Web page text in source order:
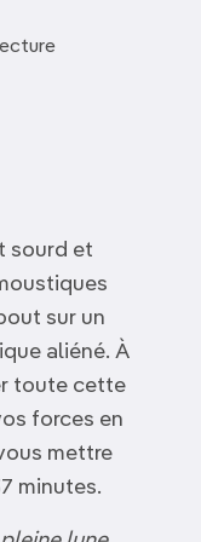
sourd et
sur un
aliéné. À
toute cette
forces en
mettre
minutes.